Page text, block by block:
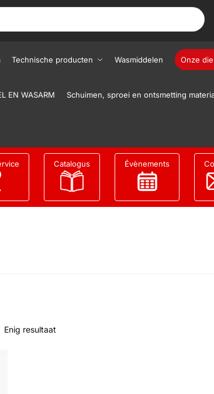
Technische producten Wasmiddelen Onze
EN WASARM Schuimen, sproei en ontsmetting
Catalogus Évènements
Enig resultaat